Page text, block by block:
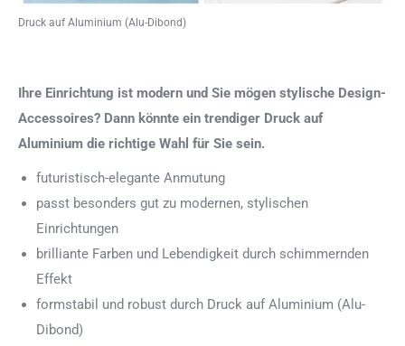
Druck auf Aluminium (Alu-Dibond)
Ihre Einrichtung ist modern und Sie mögen stylische Design-
Accessoires? Dann könnte ein trendiger Druck auf
Aluminium die richtige Wahl für Sie sein.
futuristisch-elegante Anmutung
passt besonders gut zu modernen, stylischen
Einrichtungen
brilliante Farben und Lebendigkeit durch schimmernden
Effekt
formstabil und robust durch Druck auf Aluminium (Alu-
Dibond)